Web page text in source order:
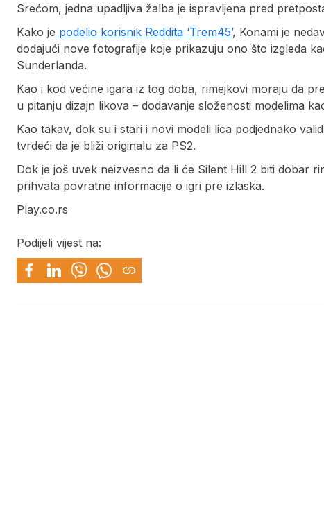
Srećom, jedna upadljiva žalba je ispravljena pred
Kako je podelio korisnik Reddita ‘Trem45’, Konami je
dodajući nove fotografije koje prikazuju ono što izgleda
Sunderlanda.
Kao i kod većine igara iz tog doba, rimejkovi moraju da
u pitanju dizajn likova – dodavanje složenosti modelima
Kao takav, dok su i stari i novi modeli lica podjednako
tvrdeći da je bliži originalu za PS2.
Dok je još uvek neizvesno da li će Silent Hill 2 biti dobar
prihvata povratne informacije o igri pre izlaska.
Play.co.rs
Podijeli vijest na: